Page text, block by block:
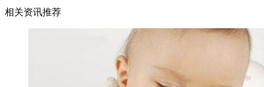
相关资讯推荐